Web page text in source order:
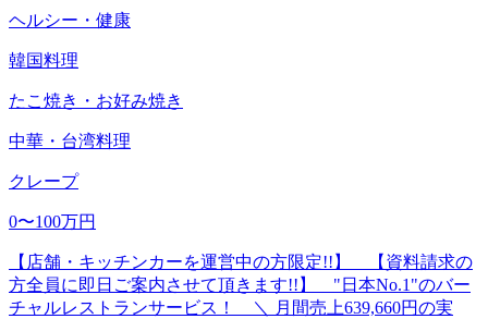
ヘルシー・健康
韓国料理
たこ焼き・お好み焼き
中華・台湾料理
クレープ
0〜100万円
【店舗・キッチンカーを運営中の方限定!!】 【資料請求の
方全員に即日ご案内させて頂きます!!】 "日本No.1"のバー
チャルレストランサービス！ ＼ 月間売上639,660円の実